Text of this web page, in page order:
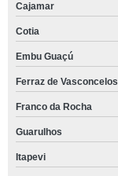
Cajamar
Cotia
Embu Guaçú
Ferraz de Vasconcelos
Franco da Rocha
Guarulhos
Itapevi